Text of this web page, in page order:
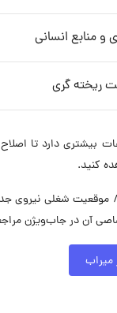
و منابع انسانی
ریخته گری
بیشتری دارد تا
کنید.
میراب در حال حاضر در ۸
آن در جاب‌ویژن